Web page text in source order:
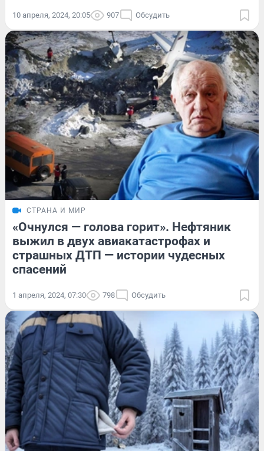
10 апреля, 2024, 20:05 907 Обсудить
СТРАНА И МИР
«Очнулся — голова горит». Нефтяник
выжил в двух авиакатастрофах и
страшных ДТП — истории чудесных
спасений
1 апреля, 2024, 07:30 798 Обсудить